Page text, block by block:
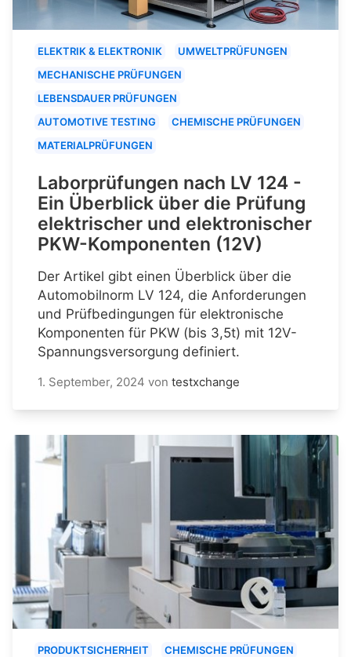
ELEKTRIK & ELEKTRONIK
UMWELTPRÜFUNGEN
MECHANISCHE PRÜFUNGEN
LEBENSDAUER PRÜFUNGEN
AUTOMOTIVE TESTING
CHEMISCHE PRÜFUNGEN
MATERIALPRÜFUNGEN
Laborprüfungen nach LV 124 -
Ein Überblick über die Prüfung
elektrischer und elektronischer
PKW-Komponenten (12V)
Der Artikel gibt einen Überblick über die
Automobilnorm LV 124, die Anforderungen
und Prüfbedingungen für elektronische
Komponenten für PKW (bis 3,5t) mit 12V-
Spannungsversorgung definiert.
1. September, 2024 von testxchange
PRODUKTSICHERHEIT
CHEMISCHE PRÜFUNGEN